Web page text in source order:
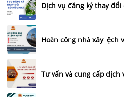
Dịch vụ đăng ký thay
Hoàn công nhà xây lệch
Tư vấn và cung cấp dịch